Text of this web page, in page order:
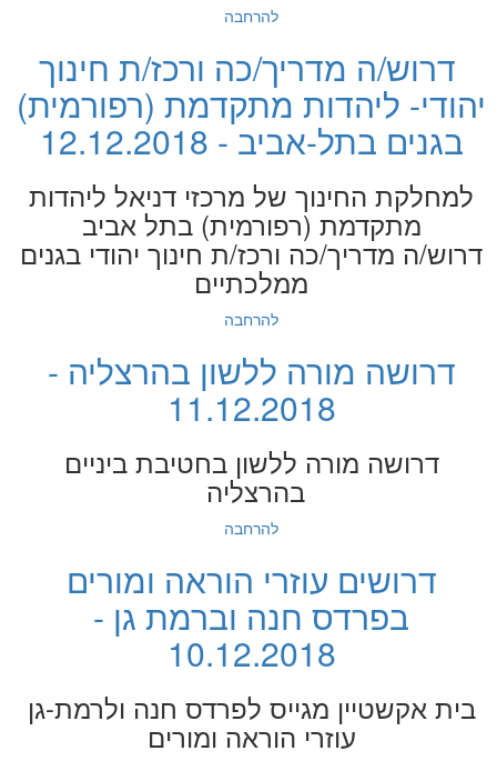
להרחבה
דרוש/ה מדריך/כה ורכז/ת חינוך
יהודי- ליהדות מתקדמת (רפורמית)
בגנים בתל-אביב - 12.12.2018
למחלקת החינוך של מרכזי דניאל ליהדות
מתקדמת (רפורמית) בתל אביב
דרוש/ה מדריך/כה ורכז/ת חינוך יהודי בגנים
ממלכתיים
להרחבה
דרושה מורה ללשון בהרצליה -
11.12.2018
דרושה מורה ללשון בחטיבת ביניים
בהרצליה
להרחבה
דרושים עוזרי הוראה ומורים
בפרדס חנה וברמת גן -
10.12.2018
בית אקשטיין מגייס לפרדס חנה ולרמת-גן
עוזרי הוראה ומורים